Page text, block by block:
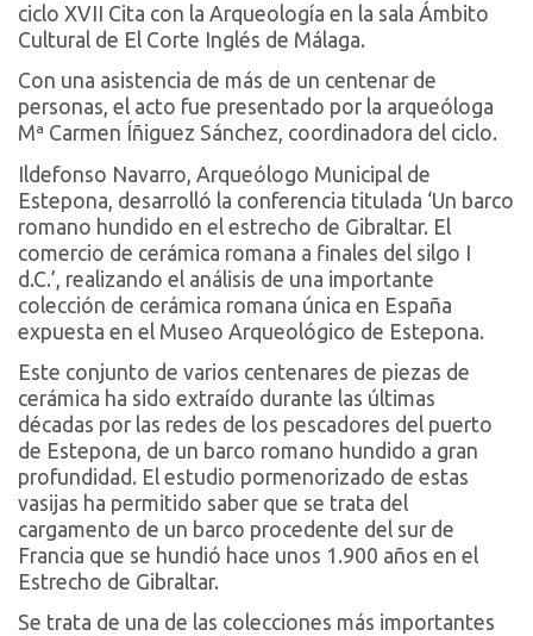
ciclo XVII Cita con la Arqueología en la sala Ámbito
Cultural de El Corte Inglés de Málaga.
Con una asistencia de más de un centenar de
personas, el acto fue presentado por la arqueóloga
Mª Carmen Íñiguez Sánchez, coordinadora del ciclo.
Ildefonso Navarro, Arqueólogo Municipal de
Estepona, desarrolló la conferencia titulada ‘Un barco
romano hundido en el estrecho de Gibraltar. El
comercio de cerámica romana a finales del silgo I
d.C.’, realizando el análisis de una importante
colección de cerámica romana única en España
expuesta en el Museo Arqueológico de Estepona.
Este conjunto de varios centenares de piezas de
cerámica ha sido extraído durante las últimas
décadas por las redes de los pescadores del puerto
de Estepona, de un barco romano hundido a gran
profundidad. El estudio pormenorizado de estas
vasijas ha permitido saber que se trata del
cargamento de un barco procedente del sur de
Francia que se hundió hace unos 1.900 años en el
Estrecho de Gibraltar.
Se trata de una de las colecciones más importantes